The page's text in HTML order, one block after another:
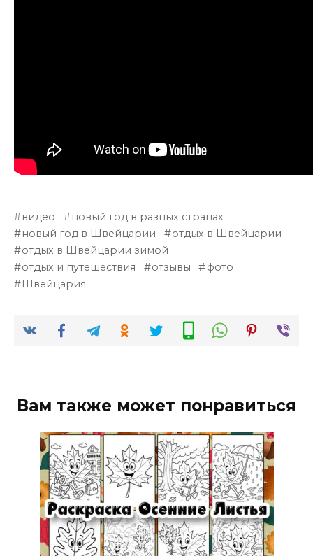
видео
новый год в разных странах
новый год в Швейцарии
отдых в Швейцарии
отдых в Швейцарии зимой
отдых и путешествия
отзывы
фото
Швейцария
Вам также может понравиться